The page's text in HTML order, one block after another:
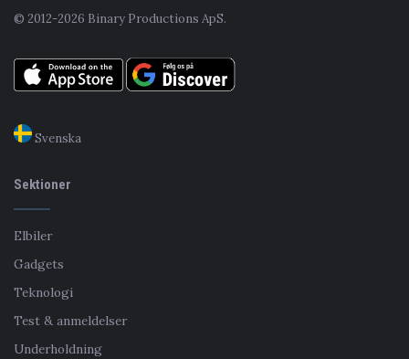
© 2012-2026 Binary Productions ApS.
Svenska
Sektioner
Elbiler
Gadgets
Teknologi
Test & anmeldelser
Underholdning